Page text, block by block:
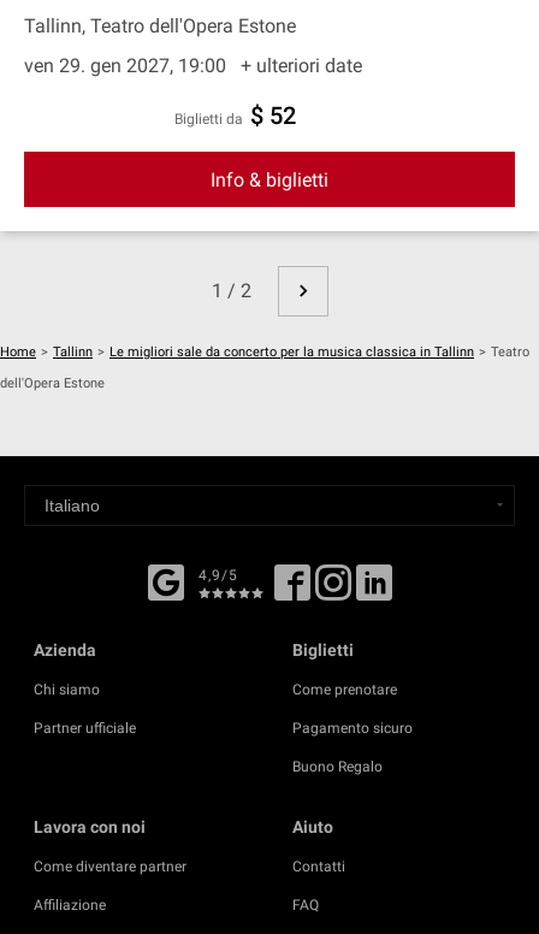
Tallinn, Teatro dell'Opera Estone
ven 29. gen 2027, 19:00
+ ulteriori date
Biglietti da $ 52
Info & biglietti
1 / 2
Home > Tallinn > Le migliori sale da concerto per la musica classica in Tallinn > Teatro
dell'Opera Estone
4,9/5
Azienda
Chi siamo
Partner ufficiale
Biglietti
Come prenotare
Pagamento sicuro
Buono Regalo
Lavora con noi
Come diventare partner
Affiliazione
Aiuto
Contatti
FAQ